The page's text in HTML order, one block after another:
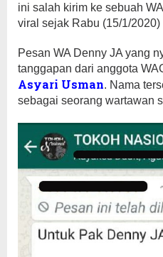
ini salah kirim ke sebuah
viral sejak Rabu (15/1/2020)
Pesan WA Denny JA yang
tanggapan dari anggota
Asyari Usman. Nama
sebagai seorang wartawan